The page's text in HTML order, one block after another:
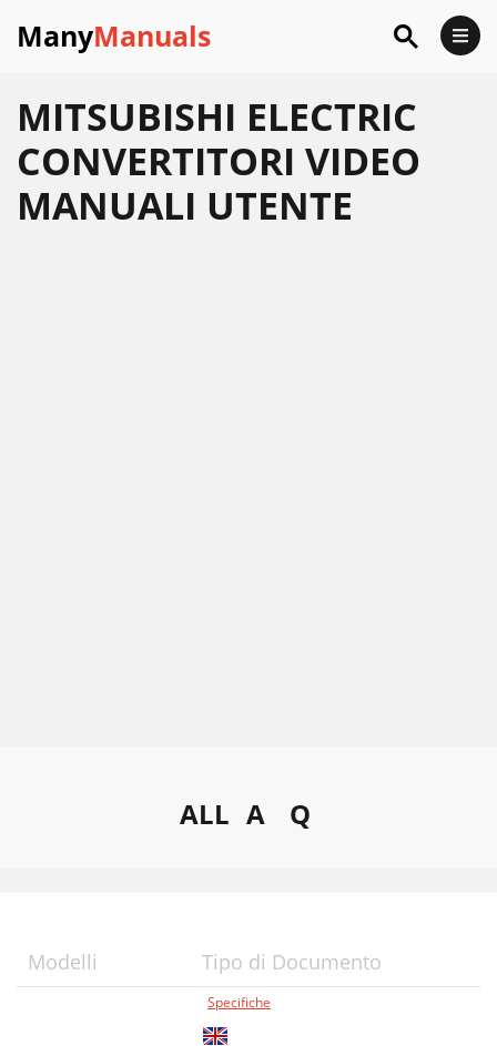
ManyManuals
MITSUBISHI ELECTRIC
CONVERTITORI VIDEO
MANUALI UTENTE
ALL A Q
Modelli Tipo di Documento
Specifiche